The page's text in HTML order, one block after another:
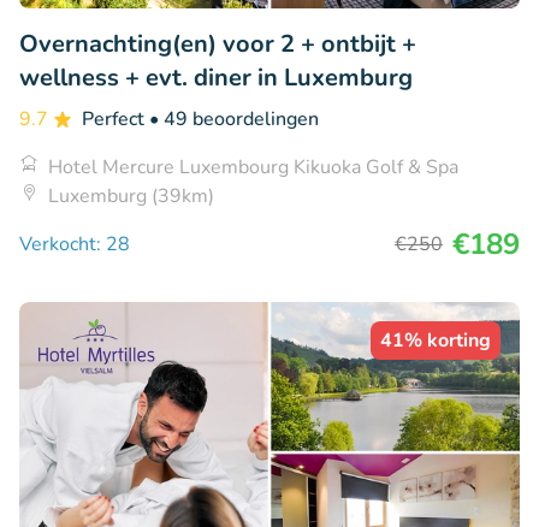
Overnachting(en) voor 2 + ontbijt +
wellness + evt. diner in Luxemburg
9.7 Perfect • 49 beoordelingen
Hotel Mercure Luxembourg Kikuoka Golf & Spa
Luxemburg (39km)
Verkocht: 28
€250 €189
41% korting